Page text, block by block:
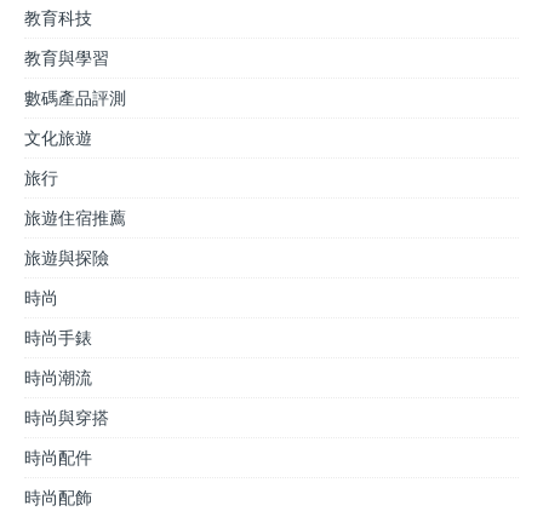
教育科技
教育與學習
數碼產品評測
文化旅遊
旅行
旅遊住宿推薦
旅遊與探險
時尚
時尚手錶
時尚潮流
時尚與穿搭
時尚配件
時尚配飾